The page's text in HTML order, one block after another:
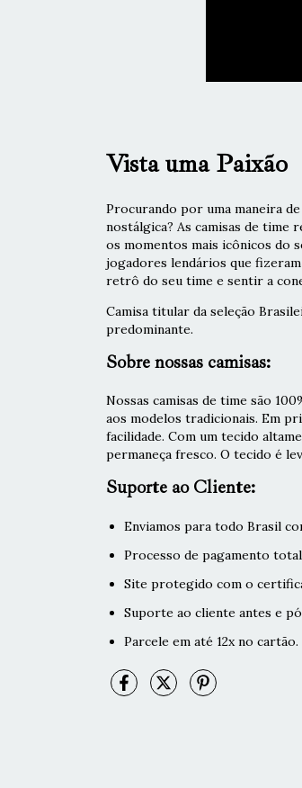
Vista uma Paixão
Procurando por uma maneira
nostálgica? As camisas de time
os momentos mais icônicos do
jogadores lendários que
retrô do seu time e sentir a
Camisa titular da seleção
predominante.
Sobre nossas camisas:
Nossas camisas de time são
aos modelos tradicionais. Em
facilidade. Com um tecido
permaneça fresco. O tecido é
Suporte ao Cliente:
Enviamos para todo Brasil
Processo de pagamento
Site protegido com o
Suporte ao cliente antes e
Parcele em até 12x no cartão.